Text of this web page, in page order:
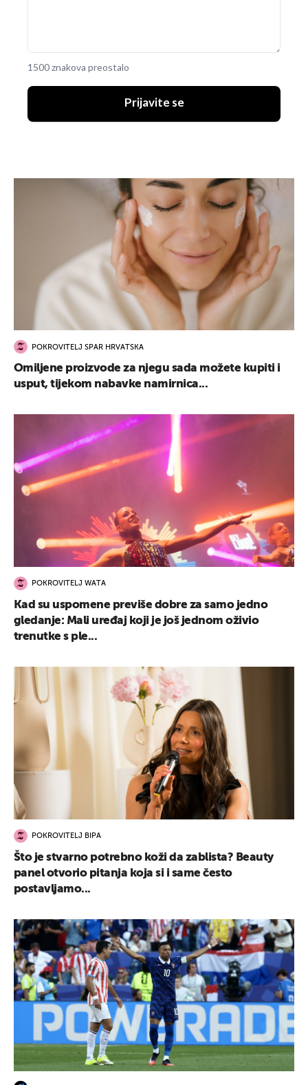
1500 znakova preostalo
Prijavite se
POKROVITELJ SPAR HRVATSKA
Omiljene proizvode za njegu sada možete kupiti i
usput, tijekom nabavke namirnica...
POKROVITELJ WATA
Kad su uspomene previše dobre za samo jedno
gledanje: Mali uređaj koji je još jednom oživio
trenutke s ple...
POKROVITELJ BIPA
Što je stvarno potrebno koži da zablista? Beauty
panel otvorio pitanja koja si i same često
postavljamo...